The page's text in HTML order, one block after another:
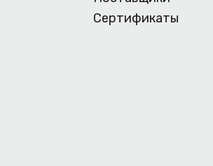
Сертификаты